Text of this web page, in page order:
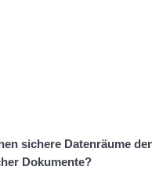
sichere Datenräume
Dokumente?